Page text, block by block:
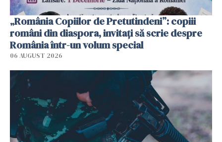
„România Copiilor de Pretutindeni”: copiii
români din diaspora, invitați să scrie despre
România într-un volum special
06 AUGUST 2026